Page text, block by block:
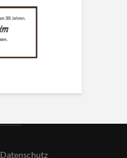
Datenschutz